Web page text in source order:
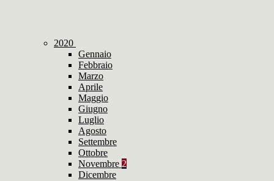
2020
Gennaio
Febbraio
Marzo
Aprile
Maggio
Giugno
Luglio
Agosto
Settembre
Ottobre
Novembre 2
Dicembre